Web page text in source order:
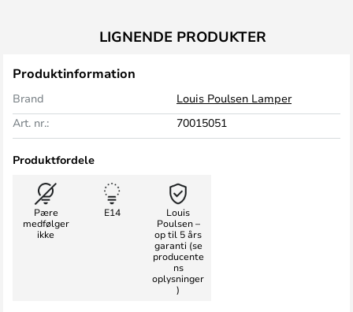
LIGNENDE PRODUKTER
Produktinformation
Brand
Louis Poulsen Lamper
Art. nr.:
70015051
Produktfordele
Pære
medfølger
ikke
E14
Louis
Poulsen –
op til 5 års
garanti (se
producente
ns
oplysninger
)